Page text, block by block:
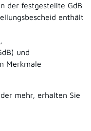
der festgestellte GdB
enthält
und
Merkmale
mehr, erhalten Sie